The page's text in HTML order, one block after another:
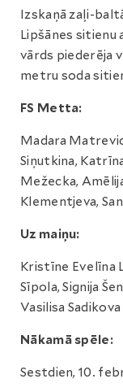
Izskaņā zaļi-
Lipšānes sitienu
vārds piederēja
metru soda
FS Metta:
Madara
Siņutkina,
Mežecka,
Klementjeva,
Uz maiņu:
Kristīne Evelīna
Sīpola, Signija
Vasilisa Sadikova
Nākamā spēle:
Sestdien, 10.